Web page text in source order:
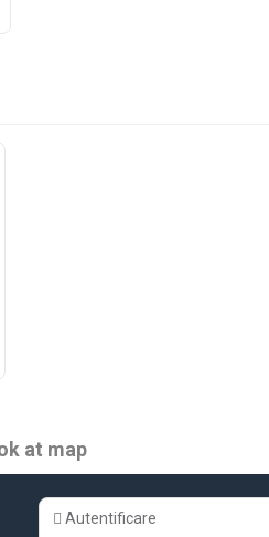
at map
Autentificare